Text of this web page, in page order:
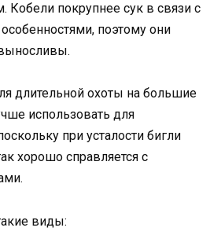
Кобели покрупнее сук в связи с
поэтому они
длительной охоты на большие
использовать для
при усталости бигли
хорошо справляется с
виды: